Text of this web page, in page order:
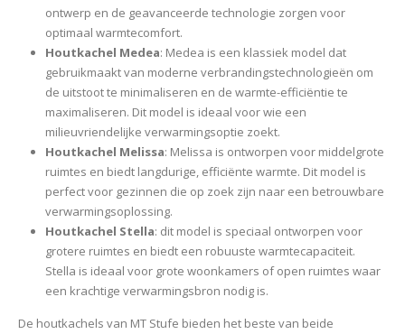
ontwerp en de geavanceerde technologie zorgen voor
optimaal warmtecomfort.
Houtkachel Medea: Medea is een klassiek model dat
gebruikmaakt van moderne verbrandingstechnologieën om
de uitstoot te minimaliseren en de warmte-efficiëntie te
maximaliseren. Dit model is ideaal voor wie een
milieuvriendelijke verwarmingsoptie zoekt.
Houtkachel Melissa: Melissa is ontworpen voor middelgrote
ruimtes en biedt langdurige, efficiënte warmte. Dit model is
perfect voor gezinnen die op zoek zijn naar een betrouwbare
verwarmingsoplossing.
Houtkachel Stella: dit model is speciaal ontworpen voor
grotere ruimtes en biedt een robuuste warmtecapaciteit.
Stella is ideaal voor grote woonkamers of open ruimtes waar
een krachtige verwarmingsbron nodig is.
De houtkachels van MT Stufe bieden het beste van beide